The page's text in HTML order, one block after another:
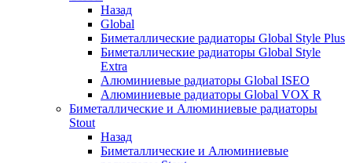
Назад
Global
Биметаллические радиаторы Global Style Plus
Биметаллические радиаторы Global Style
Extra
Алюминиевые радиаторы Global ISEO
Алюминиевые радиаторы Global VOX R
Биметаллические и Алюминиевые радиаторы
Stout
Назад
Биметаллические и Алюминиевые